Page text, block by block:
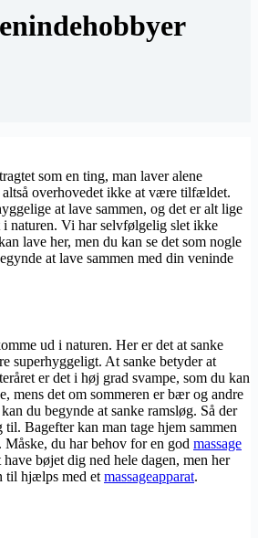
som en ting, man laver alene
overhovedet ikke at være tilfældet.
at lave sammen, og det er alt lige
naturen. Vi har selvfølgelig slet ikke
lave her, men du kan se det som nogle
at lave sammen med din veninde
ud i naturen. Her er det at sanke
superhyggeligt. At sanke betyder at
er det i høj grad svampe, som du kan
mens det om sommeren er bær og andre
du begynde at sanke ramsløg. Så der
Bagefter kan man tage hjem sammen
du har behov for en god massage
bøjet dig ned hele dagen, men her
til hjælps med et massageapparat.